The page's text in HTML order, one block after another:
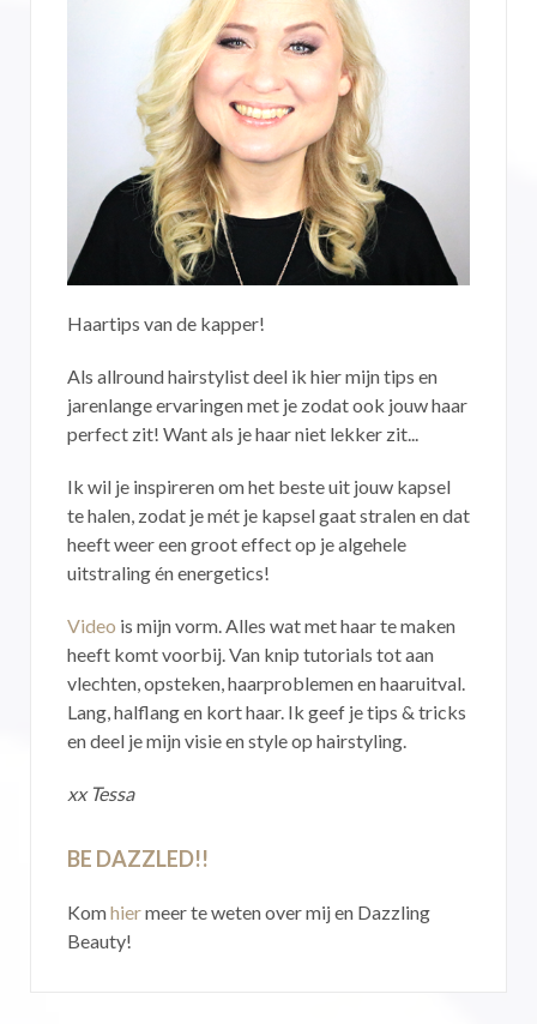
Haartips van de kapper!
Als allround hairstylist deel ik hier mijn tips en
jarenlange ervaringen met je zodat ook jouw haar
perfect zit! Want als je haar niet lekker zit...
Ik wil je inspireren om het beste uit jouw kapsel
te halen, zodat je mét je kapsel gaat stralen en dat
heeft weer een groot effect op je algehele
uitstraling én energetics!
Video is mijn vorm. Alles wat met haar te maken
heeft komt voorbij. Van knip tutorials tot aan
vlechten, opsteken, haarproblemen en haaruitval.
Lang, halflang en kort haar. Ik geef je tips & tricks
en deel je mijn visie en style op hairstyling.
xx Tessa
BE DAZZLED!!
Komhiermeer te weten over mij en Dazzling
Beauty!